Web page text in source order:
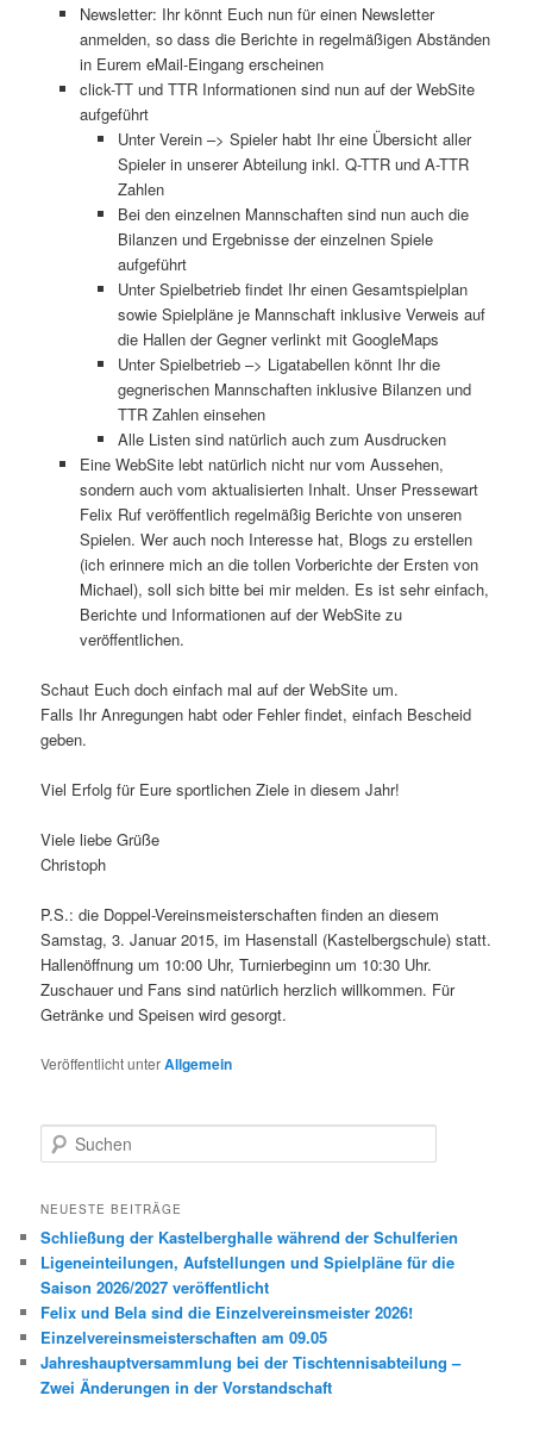
Newsletter: Ihr könnt Euch nun für einen Newsletter
anmelden, so dass die Berichte in regelmäßigen Abständen
in Eurem eMail-Eingang erscheinen
click-TT und TTR Informationen sind nun auf der WebSite
aufgeführt
Unter Verein –> Spieler habt Ihr eine Übersicht aller
Spieler in unserer Abteilung inkl. Q-TTR und A-TTR
Zahlen
Bei den einzelnen Mannschaften sind nun auch die
Bilanzen und Ergebnisse der einzelnen Spiele
aufgeführt
Unter Spielbetrieb findet Ihr einen Gesamtspielplan
sowie Spielpläne je Mannschaft inklusive Verweis auf
die Hallen der Gegner verlinkt mit GoogleMaps
Unter Spielbetrieb –> Ligatabellen könnt Ihr die
gegnerischen Mannschaften inklusive Bilanzen und
TTR Zahlen einsehen
Alle Listen sind natürlich auch zum Ausdrucken
Eine WebSite lebt natürlich nicht nur vom Aussehen,
sondern auch vom aktualisierten Inhalt. Unser Pressewart
Felix Ruf veröffentlich regelmäßig Berichte von unseren
Spielen. Wer auch noch Interesse hat, Blogs zu erstellen
(ich erinnere mich an die tollen Vorberichte der Ersten von
Michael), soll sich bitte bei mir melden. Es ist sehr einfach,
Berichte und Informationen auf der WebSite zu
veröffentlichen.
Schaut Euch doch einfach mal auf der WebSite um.
Falls Ihr Anregungen habt oder Fehler findet, einfach Bescheid
geben.
Viel Erfolg für Eure sportlichen Ziele in diesem Jahr!
Viele liebe Grüße
Christoph
P.S.: die Doppel-Vereinsmeisterschaften finden an diesem
Samstag, 3. Januar 2015, im Hasenstall (Kastelbergschule) statt.
Hallenöffnung um 10:00 Uhr, Turnierbeginn um 10:30 Uhr.
Zuschauer und Fans sind natürlich herzlich willkommen. Für
Getränke und Speisen wird gesorgt.
Veröffentlicht unterAllgemein
u
h
n
NEUESTE BEITRÄGE
Schließung der Kastelberghalle während der Schulferien
Ligeneinteilungen, Aufstellungen und Spielpläne für die
Saison 2026/2027 veröffentlicht
Felix und Bela sind die Einzelvereinsmeister 2026!
Einzelvereinsmeisterschaften am 09.05
Jahreshauptversammlung bei der Tischtennisabteilung –
Zwei Änderungen in der Vorstandschaft